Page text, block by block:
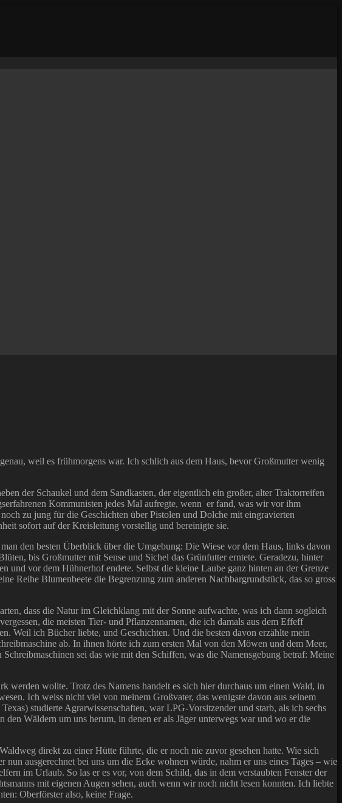
weil es frühmorgens war. Ich schlich aus dem Haus, bevor Großmutter wenig
der Schaukel und dem Sandkasten, der eigentlich ein großer, alter Traktorreifen
Kommunisten jedes Mal aufregte, wenn er fand, was wir vor ihm
zu jung für die Geschichten über Pistolen und Dolche mit eingravierten
sofort auf der Kreisleitung vorstellig und bereinigte sie.
den besten Überblick über die Umgebung: Die Wiese vor dem Haus, links davon
bis Großmutter mit Sense und Sichel das Grünfutter erntete. Geradezu, hinter
und vor dem Hühnerhof endete. Selbst die kleine Laube ganz hinten an der Grenze
Reihe Blumenbeete die Begrenzung zum anderen Nachbargrundstück, das so gross
dass die Natur im Gleichklang mit der Sonne aufwachte, was ich dann sogleich
die meisten Tier- und Pflanzennamen, die ich damals aus dem Effeff
Weil ich Bücher liebte, und Geschichten. Und die besten davon erzählte mein
ab. In ihnen hörte ich zum ersten Mal von den Möwen und dem Meer,
sei das wie mit den Schiffen, was die Namensgebung betraf: Meine
wollte. Trotz des Namens handelt es sich hier durchaus um einen Wald, in
Ich weiss nicht viel von meinem Großvater, das wenigste davon aus seinem
studierte Agrarwissenschaften, war LPG-Vorsitzender und starb, als ich sechs
Wäldern um uns herum, in denen er als Jäger unterwegs war und wo er die
direkt zu einer Hütte führte, die er noch nie zuvor gesehen hatte. Wie sich
ausgerechnet bei uns um die Ecke wohnen würde, nahm er uns eines Tages – wie
im Urlaub. So las er es vor, von dem Schild, das in dem verstaubten Fenster der
mit eigenen Augen sehen, auch wenn wir noch nicht lesen konnten. Ich liebte
Oberförster also, keine Frage.